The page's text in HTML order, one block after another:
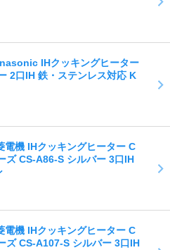
IHクッキングヒーター
2口IH 鉄・ステンレス対応 K
電機 IHクッキングヒーター C
ズ CS-A86-S シルバー 3口IH
電機 IHクッキングヒーター C
ズ CS-A107-S シルバー 3口IH